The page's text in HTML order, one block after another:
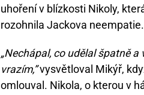
uhoření v blízkosti Nikoly,
rozohnila Jackova neempatie.
„Nechápal, co udělal špatně a
vrazím,”vysvětloval Mikýř,
omlouval. Nikola, o kterou v